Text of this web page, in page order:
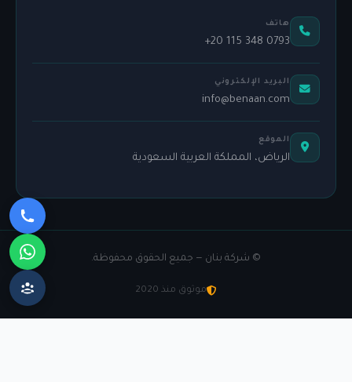
هاتف
+20 115 348 0793
البريد الإلكتروني
info@benaan.com
الموقع
الرياض، المملكة العربية السعودية
© شركة بنان — جميع الحقوق محفوظة.
موثوق منذ 2020